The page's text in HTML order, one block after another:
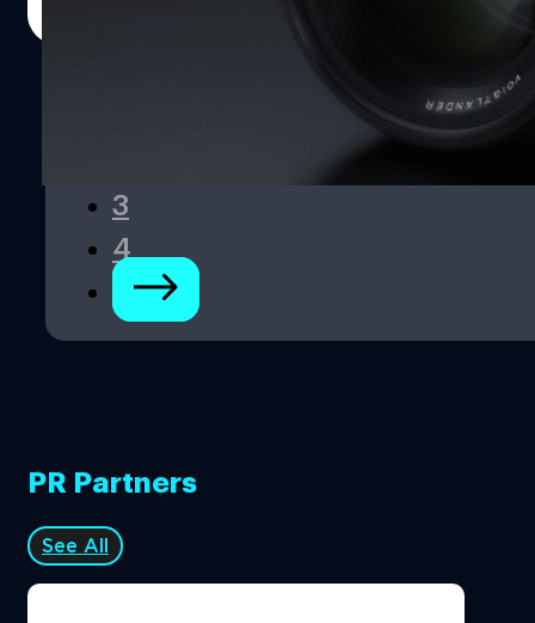
3
4
PR Partners
See All